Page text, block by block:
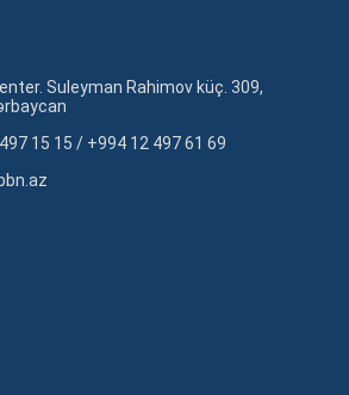
Suleyman Rahimov küç. 309,
15 15 / +994 12 497 61 69